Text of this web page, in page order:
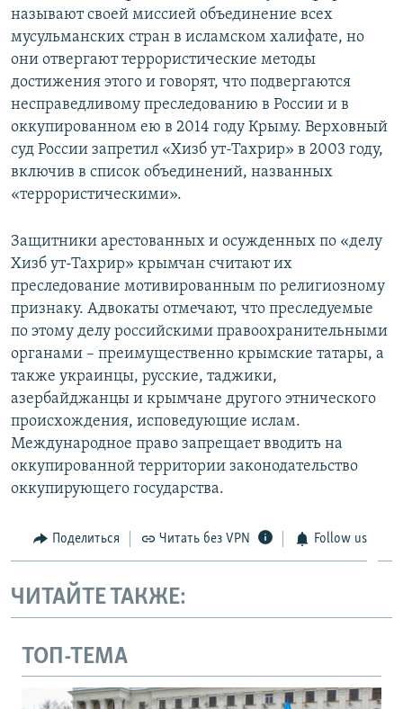
называют своей миссией объединение всех
мусульманских стран в исламском халифате, но
они отвергают террористические методы
достижения этого и говорят, что подвергаются
несправедливому преследованию в России и в
оккупированном ею в 2014 году Крыму. Верховный
суд России запретил «Хизб ут-Тахрир» в 2003 году,
включив в список объединений, названных
«террористическими».
Защитники арестованных и осужденных по «делу
Хизб ут-Тахрир» крымчан считают их
преследование мотивированным по религиозному
признаку. Адвокаты отмечают, что преследуемые
по этому делу российскими правоохранительными
органами – преимущественно крымские татары, а
также украинцы, русские, таджики,
азербайджанцы и крымчане другого этнического
происхождения, исповедующие ислам.
Международное право запрещает вводить на
оккупированной территории законодательство
оккупирующего государства.
Поделиться Читать без VPN Follow us
ЧИТАЙТЕ ТАКЖЕ:
ТОП-ТЕМА